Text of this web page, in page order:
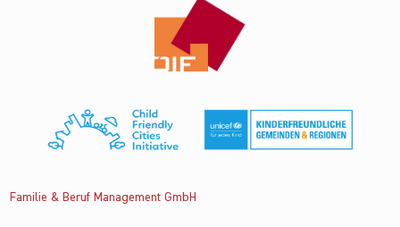
Familie & Beruf Management GmbH